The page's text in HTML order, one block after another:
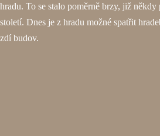
hradu. To se stalo poměrně brzy, již
století. Dnes je z hradu možné spatřit
zdí budov.